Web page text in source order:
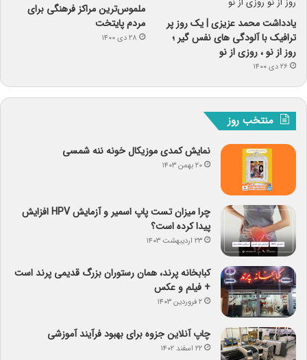
یادداشت محمد عزیزی | یک روز پر
ترافیک با آلودگی های نفس گیر ؛
روز از نو ، روزی از نو
۲۶ دی ۱۴۰۰
ملموس‌ترین مراکز فرهنگی برای
مردم پایتخت
۲۸ دی ۱۴۰۰
منتخب روز
نمایش کمدی موزیکال خونه ننه شمسی
۲۰ بهمن ۱۴۰۳
چرا میزان تست پاپ اسمیر و آزمایش HPV افزایش
پیدا کرده است؟
۲۳ اردیبهشت ۱۴۰۳
کبابخانه پرند، همان رستوران بزرگ قدیمی پرند است
+ فیلم و عکس
۲ فروردین ۱۴۰۳
چاپ آنلاین جزوه برای بهبود فرآیند آموزشی
۲۲ اسفند ۱۴۰۲